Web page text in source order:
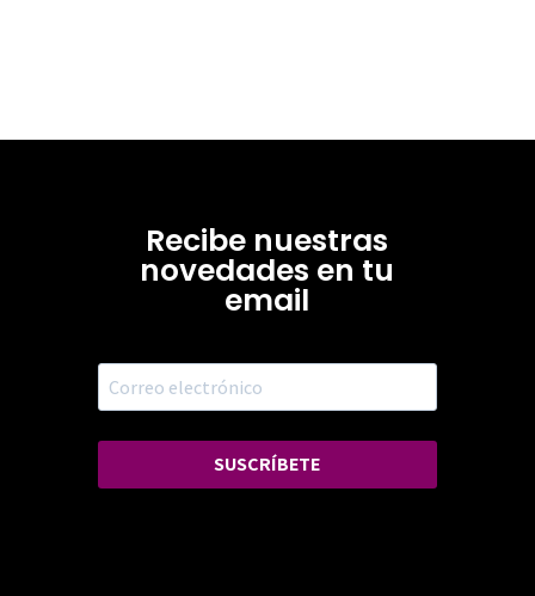
Recibe nuestras
novedades en tu
email
SUSCRÍBETE